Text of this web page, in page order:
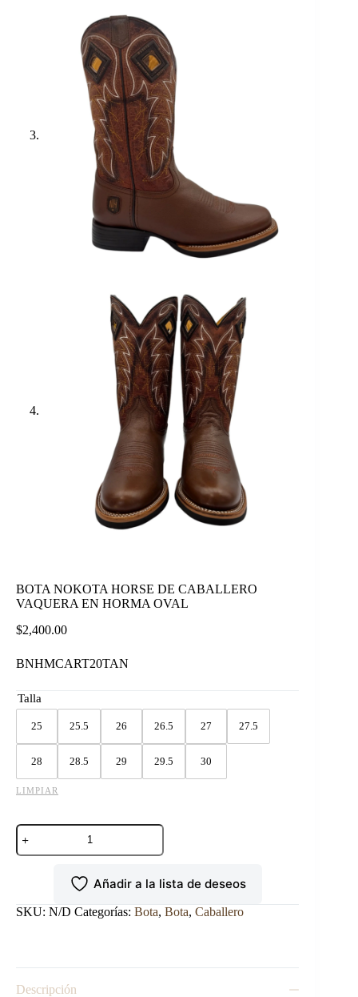
BOTA NOKOTA HORSE DE CABALLERO
VAQUERA EN HORMA OVAL
$2,400.00
BNHMCART20TAN
Talla
25 25.5 26 26.5 27 27.5
28 28.5 29 29.5 30
LIMPIAR
BOTA
NOKOTA
HORSE
CABALLERO
EN
Añadir a la lista de deseos
SKU: N/D Categorías: Bota, Bota, Caballero
Descripción